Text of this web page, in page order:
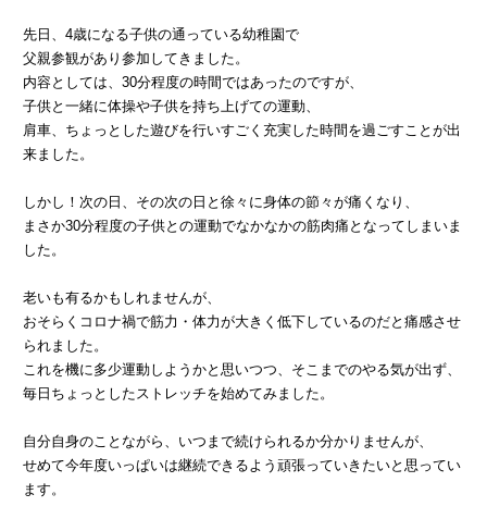
先日、4歳になる子供の通っている幼稚園で
父親参観があり参加してきました。
内容としては、30分程度の時間ではあったのですが、
子供と一緒に体操や子供を持ち上げての運動、
肩車、ちょっとした遊びを行いすごく充実した時間を過ごすことが出
来ました。
しかし！次の日、その次の日と徐々に身体の節々が痛くなり、
まさか30分程度の子供との運動でなかなかの筋肉痛となってしまいま
した。
老いも有るかもしれませんが、
おそらくコロナ禍で筋力・体力が大きく低下しているのだと痛感させ
られました。
これを機に多少運動しようかと思いつつ、そこまでのやる気が出ず、
毎日ちょっとしたストレッチを始めてみました。
自分自身のことながら、いつまで続けられるか分かりませんが、
せめて今年度いっぱいは継続できるよう頑張っていきたいと思ってい
ます。